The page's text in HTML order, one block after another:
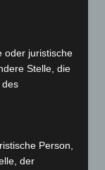
oder juristische
Stelle, die
Person,
der